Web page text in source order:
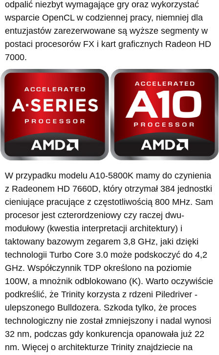
odpalić niezbyt wymagające gry oraz wykorzystać
wsparcie OpenCL w codziennej pracy, niemniej dla
entuzjastów zarezerwowane są wyższe segmenty w
postaci procesorów FX i kart graficznych Radeon HD
7000.
W przypadku modelu A10-5800K mamy do czynienia
z Radeonem HD 7660D, który otrzymał 384 jednostki
cieniujące pracujące z częstotliwością 800 MHz. Sam
procesor jest czterordzeniowy czy raczej dwu-
modułowy (kwestia interpretacji architektury) i
taktowany bazowym zegarem 3,8 GHz, jaki dzięki
technologii Turbo Core 3.0 może podskoczyć do 4,2
GHz. Współczynnik TDP określono na poziomie
100W, a mnożnik odblokowano (K). Warto oczywiście
podkreślić, że Trinity korzysta z rdzeni Piledriver -
ulepszonego Bulldozera. Szkoda tylko, że proces
technologiczny nie został zmniejszony i nadal wynosi
32 nm, podczas gdy konkurencja opanowała już 22
nm. Więcej o architekturze Trinity znajdziecie na